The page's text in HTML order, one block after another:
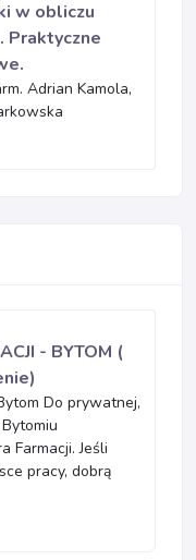
w obliczu
Praktyczne
Adrian Kamola,
- BYTOM (
Do prywatnej,
Farmacji. Jeśli
pracy, dobrą